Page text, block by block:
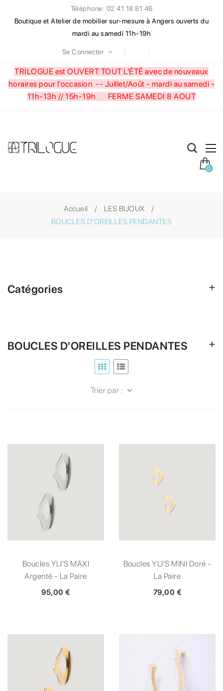
Téléphone: 02 41 18 81 46
Boutique et Atelier de mobilier sur-mesure à Angers ouverts du
mardi au samedi 11h-19h
Se Connecter
TRILOGUE est OUVERT TOUT L'ÉTÉ avec de nouveaux
horaires pour l'occasion -- Juillet/Août - mardi au samedi -
11h-13h // 15h-19h FERME SAMEDI 8 AOUT
0
Accueil
LES BIJOUX
BOUCLES D'OREILLES PENDANTES
Catégories
BOUCLES D'OREILLES PENDANTES
Trier par :
Boucles YLI'S MAXI
Argenté - La Paire
95,00 €
Boucles YLI'S MINI Doré -
La Paire
79,00 €